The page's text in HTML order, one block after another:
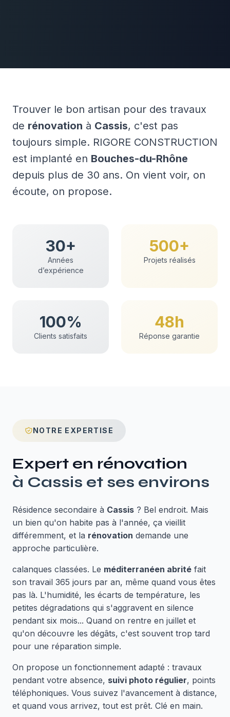
Trouver le bon artisan pour des travaux
de rénovation à Cassis, c'est pas
toujours simple. RIGORE CONSTRUCTION
est implanté en Bouches-du-Rhône
depuis plus de 30 ans. On vient voir, on
écoute, on propose.
30+
Années
d’expérience
500+
Projets réalisés
100%
Clients satisfaits
48h
Réponse garantie
NOTRE EXPERTISE
Expert en rénovation
à Cassis et ses environs
Résidence secondaire à Cassis ? Bel endroit. Mais
un bien qu'on habite pas à l'année, ça vieillit
différemment, et la rénovation demande une
approche particulière.
calanques classées. Le méditerranéen abrité fait
son travail 365 jours par an, même quand vous êtes
pas là. L'humidité, les écarts de température, les
petites dégradations qui s'aggravent en silence
pendant six mois... Quand on rentre en juillet et
qu'on découvre les dégâts, c'est souvent trop tard
pour une réparation simple.
On propose un fonctionnement adapté : travaux
pendant votre absence, suivi photo régulier, points
téléphoniques. Vous suivez l'avancement à distance,
et quand vous arrivez, tout est prêt. Clé en main.